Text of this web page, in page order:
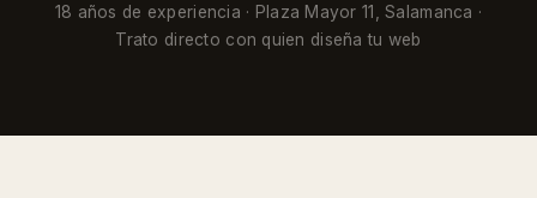
18 años de experiencia · Plaza Mayor 11, Salamanca ·
Trato directo con quien diseña tu web